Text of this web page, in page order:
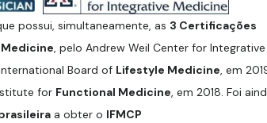
possui, simultaneamente, as 3 Certificações
, pelo Andrew Weil Center for Integrative
Board of Lifestyle Medicine, em
for Functional Medicine, em 2018. Foi
a obter o IFMCP